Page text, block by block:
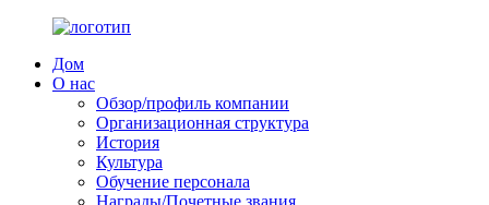
Дом
О нас
Обзор/профиль компании
Организационная структура
История
Культура
Обучение персонала
Награды/Почетные звания